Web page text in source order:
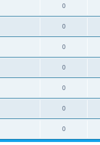
0
0
0
0
0
0
0